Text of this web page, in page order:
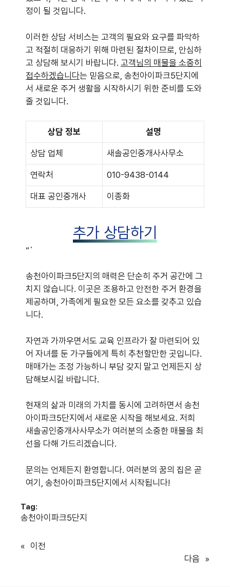
정이 될 것입니다.
이러한 상담 서비스는 고객의 필요와 요구를 파악하
고 적절히 대응하기 위해 마련된 절차이므로, 안심하
고 상담해 보시기 바랍니다. 고객님의 매물을 소중히
접수하겠습니다는 믿음으로, 송천아이파크5단지에
서 새로운 주거 생활을 시작하시기 위한 준비를 도와
줄 것입니다.
상담 정보 설명
상담 업체 새솔공인중개사사무소
연락처 010-9438-0144
대표 공인중개사 이종화
추가 상담하기
“`
송천아이파크5단지의 매력은 단순히 주거 공간에 그
치지 않습니다. 이곳은 조용하고 안전한 주거 환경을
제공하며, 가족에게 필요한 모든 요소를 갖추고 있습
니다.
자연과 가까우면서도 교육 인프라가 잘 마련되어 있
어 자녀를 둔 가구들에게 특히 추천할만한 곳입니다.
매매가는 조정 가능하니 부담 갖지 말고 언제든지 상
담해보시길 바랍니다.
현재의 삶과 미래의 가치를 동시에 고려하면서 송천
아이파크5단지에서 새로운 시작을 해보세요. 저희
새솔공인중개사사무소가 여러분의 소중한 매물을 최
선을 다해 가드리겠습니다.
문의는 언제든지 환영합니다. 여러분의 꿈의 집은 곧
여기, 송천아이파크5단지에서 시작됩니다!
Tag:
송천아이파크5단지
« 이전
다음 »